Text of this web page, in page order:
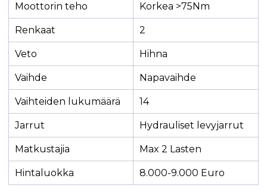
Moottorin teho Korkea >75Nm
Renkaat 2
Veto Hihna
Vaihde Napavaihde
Vaihteiden lukumäärä 14
Jarrut Hydrauliset levyjarrut
Matkustajia Max 2 Lasten
Hintaluokka 8.000-9.000 Euro